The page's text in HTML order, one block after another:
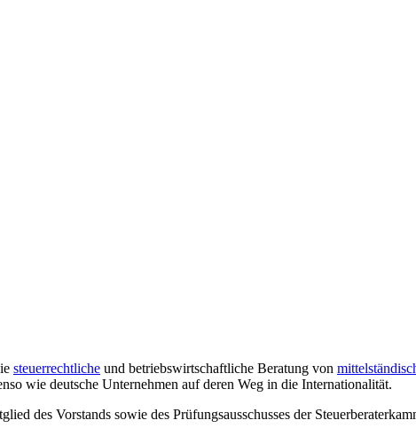
steuerrechtliche und betriebswirtschaftliche Beratung von
wie deutsche Unternehmen auf deren Weg in die Internationalität.
des Vorstands sowie des Prüfungsausschusses der